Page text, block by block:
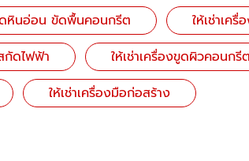
หินอ่อน ขัดพื้นคอนกรีต
ให้เช่าเค
กัดไฟฟ้า ให้เช่าเครื่องขูดผิวคอนกรีต
ให้เช่าเครื่องมือก่อสร้าง